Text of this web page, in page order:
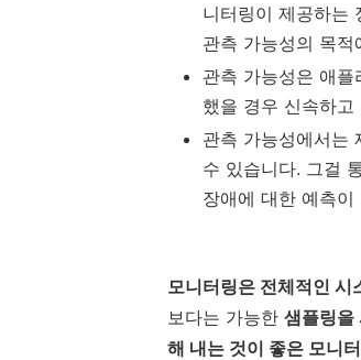
니터링이 제공하는
관측 가능성의 목
관측 가능성은 애
했을 경우 신속하
관측 가능성에서는
수 있습니다. 그걸
장애에 대한 예측이
모니터링은 전체적인 시
보다는 가능한 샘플링을
해 내는 것이 좋은 모니